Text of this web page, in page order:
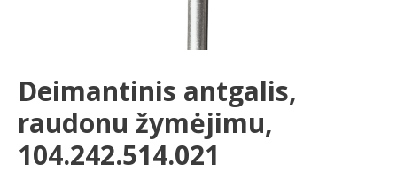
Deimantinis antgalis,
raudonu žymėjimu,
104.242.514.021